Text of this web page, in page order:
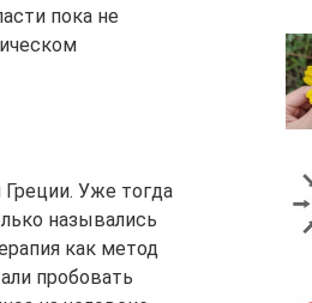
пока не
Уже тогда
назывались
как метод
пробовать